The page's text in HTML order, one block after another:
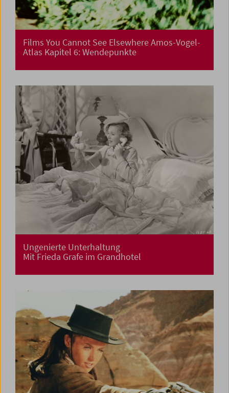
Films You Cannot See Elsewhere Amos-Vogel-
Atlas Kapitel 6: Wendepunkte
Ungenierte Unterhaltung
Mit Frieda Grafe im Grandhotel